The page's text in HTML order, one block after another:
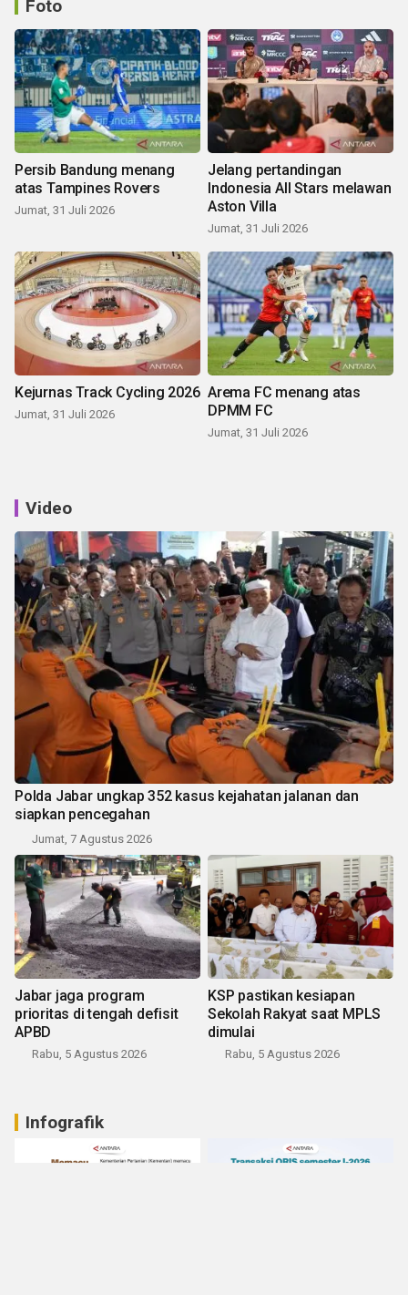
Foto
Persib Bandung menang
atas Tampines Rovers
Jumat, 31 Juli 2026
Jelang pertandingan
Indonesia All Stars melawan
Aston Villa
Jumat, 31 Juli 2026
Kejurnas Track Cycling 2026
Jumat, 31 Juli 2026
Arema FC menang atas
DPMM FC
Jumat, 31 Juli 2026
Video
Polda Jabar ungkap 352 kasus kejahatan jalanan dan
siapkan pencegahan
Jumat, 7 Agustus 2026
Jabar jaga program
prioritas di tengah defisit
APBD
Rabu, 5 Agustus 2026
KSP pastikan kesiapan
Sekolah Rakyat saat MPLS
dimulai
Rabu, 5 Agustus 2026
Infografik